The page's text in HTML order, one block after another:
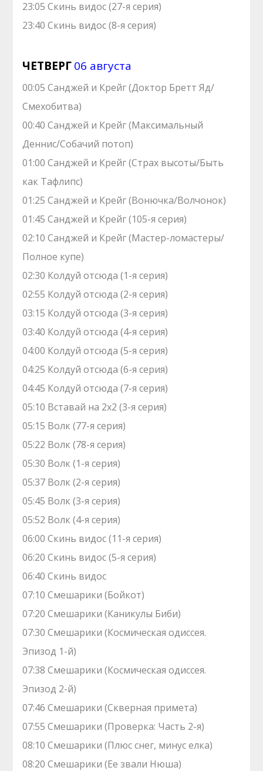
23:05 Скинь видос (27-я серия)
23:40 Скинь видос (8-я серия)
ЧЕТВЕРГ06 августа
00:05 Санджей и Крейг (Доктор Бретт Яд/
Смехобитва)
00:40 Санджей и Крейг (Максимальный
Деннис/Собачий потоп)
01:00 Санджей и Крейг (Страх высоты/Быть
как Тафлипс)
01:25 Санджей и Крейг (Вонючка/Волчонок)
01:45 Санджей и Крейг (105-я серия)
02:10 Санджей и Крейг (Мастер-ломастеры/
Полное купе)
02:30 Колдуй отсюда (1-я серия)
02:55 Колдуй отсюда (2-я серия)
03:15 Колдуй отсюда (3-я серия)
03:40 Колдуй отсюда (4-я серия)
04:00 Колдуй отсюда (5-я серия)
04:25 Колдуй отсюда (6-я серия)
04:45 Колдуй отсюда (7-я серия)
05:10 Вставай на 2х2 (3-я серия)
05:15 Волк (77-я серия)
05:22 Волк (78-я серия)
05:30 Волк (1-я серия)
05:37 Волк (2-я серия)
05:45 Волк (3-я серия)
05:52 Волк (4-я серия)
06:00 Скинь видос (11-я серия)
06:20 Скинь видос (5-я серия)
06:40 Скинь видос
07:10 Смешарики (Бойкот)
07:20 Смешарики (Каникулы Биби)
07:30 Смешарики (Космическая одиссея.
Эпизод 1-й)
07:38 Смешарики (Космическая одиссея.
Эпизод 2-й)
07:46 Смешарики (Скверная примета)
07:55 Смешарики (Проверка: Часть 2-я)
08:10 Смешарики (Плюс снег, минус елка)
08:20 Смешарики (Ее звали Нюша)